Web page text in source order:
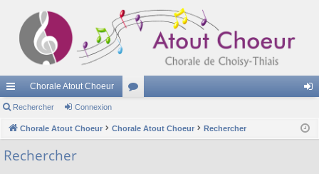
cc
ès
ra
Chorale Atout Choeur
u ne
Rechercher Connexion
Chorale Atout Choeur Chorale Atout Choeur Rechercher
Rechercher